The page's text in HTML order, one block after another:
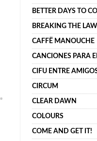
BETTER DAYS TO
BREAKING THE
CAFFË MANOUCHE
CANCIONES PARA
CIFU ENTRE
CIRCUM
CLEAR DAWN
COLOURS
COME AND GET IT!